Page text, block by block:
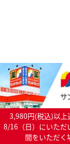
3,980円(税込)以
8/16（日）にいただ
間をいただく